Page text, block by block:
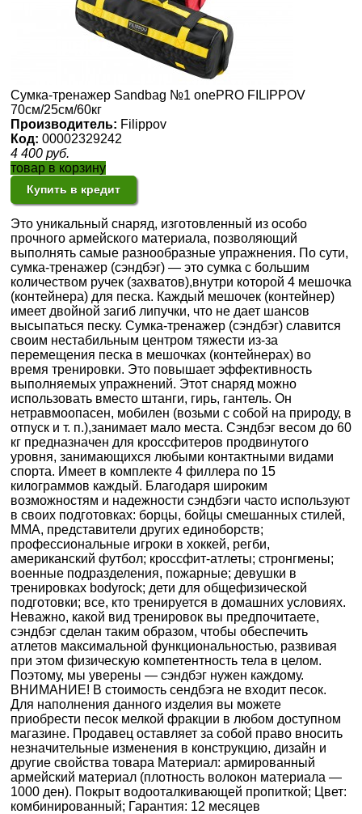
Сумка-тренажер Sandbag №1 onePRO FILIPPOV
70см/25см/60кг
Производитель: Filippov
Код: 00002329242
4 400 руб.
товар в корзину
Купить в кредит
Это уникальный снаряд, изготовленный из особо
прочного армейского материала, позволяющий
выполнять самые разнообразные упражнения. По сути,
сумка-тренажер (сэндбэг) — это сумка с большим
количеством ручек (захватов),внутри которой 4 мешочка
(контейнера) для песка. Каждый мешочек (контейнер)
имеет двойной загиб липучки, что не дает шансов
высыпаться песку. Сумка-тренажер (сэндбэг) славится
своим нестабильным центром тяжести из-за
перемещения песка в мешочках (контейнерах) во
время тренировки. Это повышает эффективность
выполняемых упражнений. Этот снаряд можно
использовать вместо штанги, гирь, гантель. Он
нетравмоопасен, мобилен (возьми с собой на природу, в
отпуск и т. п.),занимает мало места. Сэндбэг весом до 60
кг предназначен для кроссфитеров продвинутого
уровня, занимающихся любыми контактными видами
спорта. Имеет в комплекте 4 филлера по 15
килограммов каждый. Благодаря широким
возможностям и надежности сэндбэги часто используют
в своих подготовках: борцы, бойцы смешанных стилей,
MMA, представители других единоборств;
профессиональные игроки в хоккей, регби,
американский футбол; кроссфит-атлеты; стронгмены;
военные подразделения, пожарные; девушки в
тренировках bodyrock; дети для общефизической
подготовки; все, кто тренируется в домашних условиях.
Неважно, какой вид тренировок вы предпочитаете,
сэндбэг сделан таким образом, чтобы обеспечить
атлетов максимальной функциональностью, развивая
при этом физическую компетентность тела в целом.
Поэтому, мы уверены — сэндбэг нужен каждому.
ВНИМАНИЕ! В стоимость сендбэга не входит песок.
Для наполнения данного изделия вы можете
приобрести песок мелкой фракции в любом доступном
магазине. Продавец оставляет за собой право вносить
незначительные изменения в конструкцию, дизайн и
другие свойства товара Материал: армированный
армейский материал (плотность волокон материала —
1000 ден). Покрыт водооталкивающей пропиткой; Цвет:
комбинированный; Гарантия: 12 месяцев